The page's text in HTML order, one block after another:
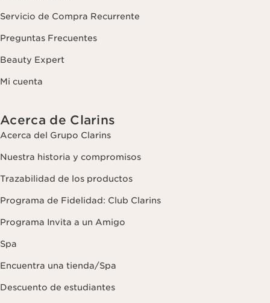
Servicio de Compra Recurrente
Preguntas Frecuentes
Beauty Expert
Mi cuenta
Acerca de Clarins
Acerca del Grupo Clarins
Nuestra historia y compromisos
Trazabilidad de los productos
Programa de Fidelidad: Club Clarins
Programa Invita a un Amigo
Spa
Encuentra una tienda/Spa
Descuento de estudiantes